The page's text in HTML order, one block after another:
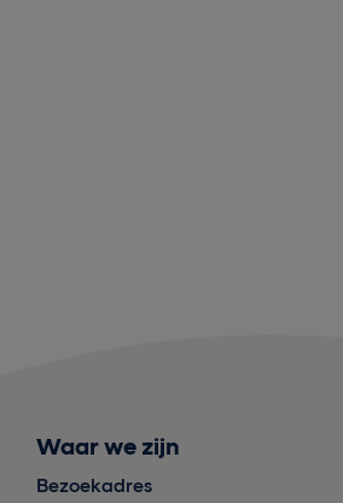
Waar we zijn
Bezoekadres